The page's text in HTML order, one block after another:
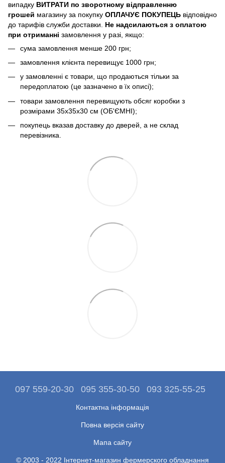
випадку ВИТРАТИ по зворотному відправленню
грошей магазину за покупку ОПЛАЧУЄ ПОКУПЕЦЬ відповідно
до тарифів служби доставки. Не надсилаються з оплатою
при отриманні замовлення у разі, якщо:
сума замовлення менше 200 грн;
замовлення клієнта перевищує 1000 грн;
у замовленні є товари, що продаються тільки за
передоплатою (це зазначено в їх описі);
товари замовлення перевищують обсяг коробки з
розмірами 35х35х30 см (ОБ'ЄМНІ);
покупець вказав доставку до дверей, а не склад
перевізника.
097 559-20-30 095 355-30-50 093 325-55-25
Контактна інформація
Повна версія сайту
Мапа сайту
© 2003 - 2022 Інтернет-магазин фермерского обладнання